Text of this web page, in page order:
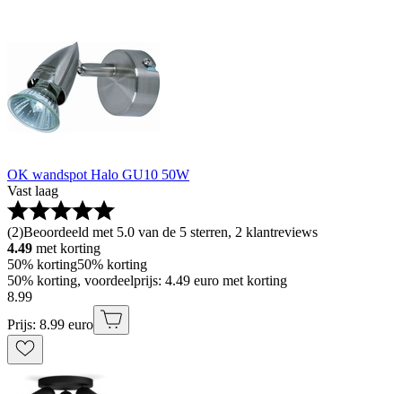
OK wandspot Halo GU10 50W
Vast laag
(2)Beoordeeld met 5.0 van de 5 sterren, 2 klantreviews
4.49 met korting
50% korting50% korting
50% korting, voordeelprijs: 4.49 euro met korting
8.99
Prijs: 8.99 euro